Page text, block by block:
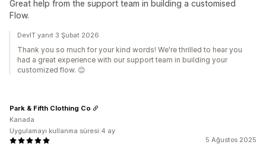
Great help from the support team in building a customised
Flow.
DevIT yanıt 3 Şubat 2026
Thank you so much for your kind words! We're thrilled to hear you
had a great experience with our support team in building your
customized flow. 😊
5 Ağustos 2025
Park & Fifth Clothing Co
Kanada
Uygulamayı kullanma süresi:4 ay